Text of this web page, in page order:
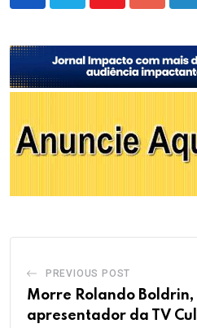
PREVIOUS POST
Morre Rolando
apresentador da TV